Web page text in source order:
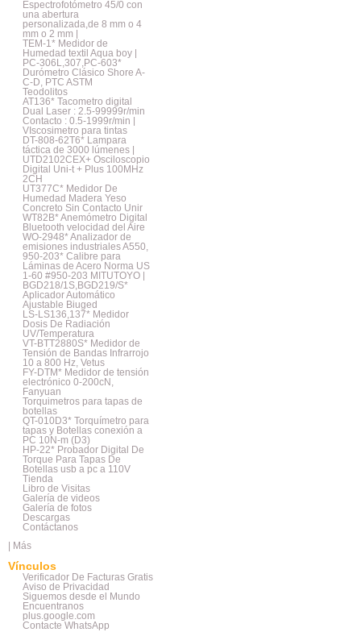
Espectrofotómetro 45/0 con
una abertura
personalizada,de 8 mm o 4
mm o 2 mm |
TEM-1* Medidor de
Humedad textil Aqua boy |
PC-306L,307,PC-603*
Durómetro Clásico Shore A-
C-D, PTC ASTM
Teodolitos
AT136* Tacometro digital
Dual Laser : 2.5-99999r/min
Contacto : 0.5-1999r/min |
VIscosimetro para tintas
DT-808-62T6* Lampara
táctica de 3000 lúmenes |
UTD2102CEX+ Osciloscopio
Digital Uni-t + Plus 100MHz
2CH
UT377C* Medidor De
Humedad Madera Yeso
Concreto Sin Contacto Unir
WT82B* Anemómetro Digital
Bluetooth velocidad del Aire
WO-2948* Analizador de
emisiones industriales A550,
950-203* Calibre para
Láminas de Acero Norma US
1-60 #950-203 MITUTOYO |
BGD218/1S,BGD219/S*
Aplicador Automático
Ajustable Biuged
LS-LS136,137* Medidor
Dosis De Radiación
UV/Temperatura
VT-BTT2880S* Medidor de
Tensión de Bandas Infrarrojo
10 a 800 Hz, Vetus
FY-DTM* Medidor de tensión
electrónico 0-200cN,
Fanyuan
Torquimetros para tapas de
botellas
QT-010D3* Torquímetro para
tapas y Botellas conexión a
PC 10N-m (D3)
HP-22* Probador Digital De
Torque Para Tapas De
Botellas usb a pc a 110V
Tienda
Libro de Visitas
Galería de videos
Galería de fotos
Descargas
Contáctanos
Más
Vínculos
Verificador De Facturas Gratis
Aviso de Privacidad
Siguemos desde el Mundo
Encuentranos
plus.google.com
Contacte WhatsApp